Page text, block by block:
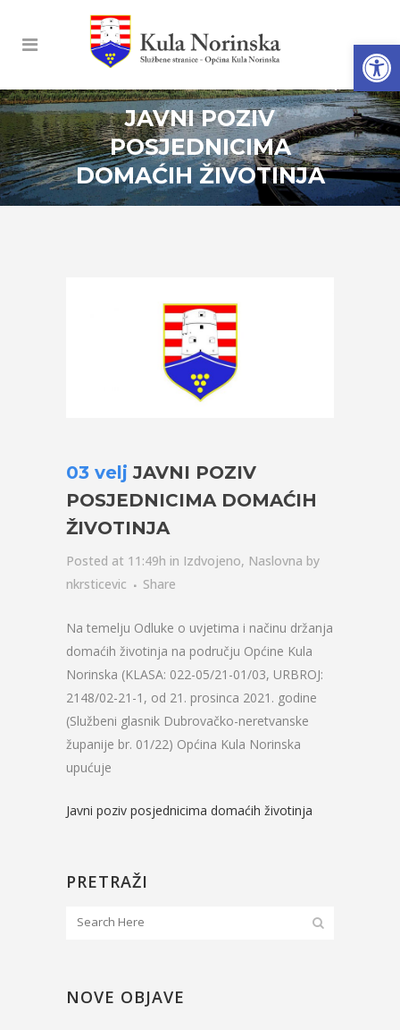
JAVNI POZIV
POSJEDNICIMA
DOMAĆIH ŽIVOTINJA
03 velj JAVNI POZIV
POSJEDNICIMA DOMAĆIH
ŽIVOTINJA
Posted at 11:49h in Izdvojeno, Naslovna by
nkrsticevic
Share
Na temelju Odluke o uvjetima i načinu držanja
domaćih životinja na području Općine Kula
Norinska (KLASA: 022-05/21-01/03, URBROJ:
2148/02-21-1, od 21. prosinca 2021. godine
(Službeni glasnik Dubrovačko-neretvanske
županije br. 01/22) Općina Kula Norinska
upućuje
Javni poziv posjednicima domaćih životinja
PRETRAŽI
NOVE OBJAVE